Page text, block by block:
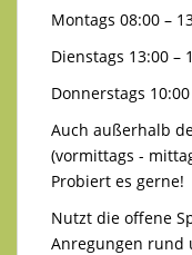
Montags 08:00 –
Dienstags 13:00 –
Donnerstags
Auch außerhalb
(vormittags -
Probiert es gerne!
Nutzt die offene
Anregungen rund